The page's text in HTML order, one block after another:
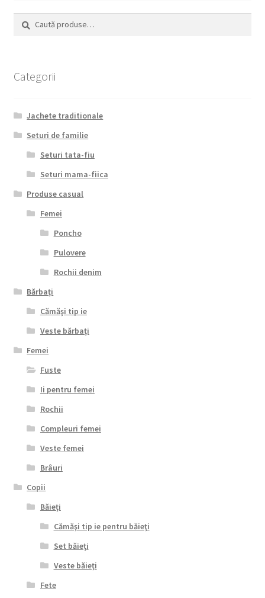
alese
Caută
după:
Caută
Categorii
Jachete traditionale
Seturi de familie
Seturi tata-fiu
Seturi mama-fiica
Produse casual
Femei
Poncho
Pulovere
Rochii denim
Bărbaţi
Cămăşi tip ie
Veste bărbaţi
Femei
Fuste
Ii pentru femei
Rochii
Compleuri femei
Veste femei
Brâuri
Copii
Băieţi
Cămăşi tip ie pentru băieţi
Set băieţi
Veste băieţi
Fete